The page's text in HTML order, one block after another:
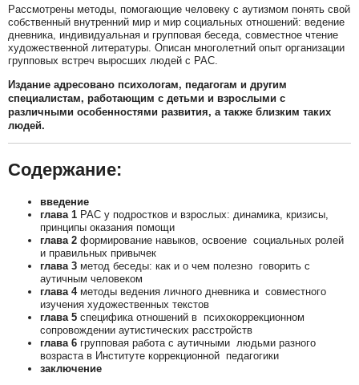
Рассмотрены методы, помогающие человеку с аутизмом понять свой
собственный внутренний мир и мир социальных отношений: ведение
дневника, инди­видуальная и групповая беседа, совместное чтение
художественной литературы. Описан многолетний опыт организации
групповых встреч выросших людей с РАС.
Издание адресовано психологам, педагогам и другим
специалистам, работающим с детьми и взрослыми с
различными особенностями развития, а также близким таких
людей.
Содержание:
введение
глава 1 РАС у подростков и взрослых: динамика, кризисы,
принципы оказания помощи
глава 2 формирование навыков, освоение социальных ролей
и правильных привычек
глава 3 метод беседы: как и о чем полезно говорить с
аутичным человеком
глава 4методы ведения личного дневника и совместного
изучения художественных текстов
глава 5 специфика отношений в психокоррекционном
сопровождении аутистических расстройств
глава 6 групповая работа с аутичными людьми разного
возраста в Институте коррекционной педагогики
заключение